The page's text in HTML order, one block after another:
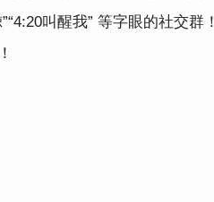
叫醒我” 等字眼的社交群！